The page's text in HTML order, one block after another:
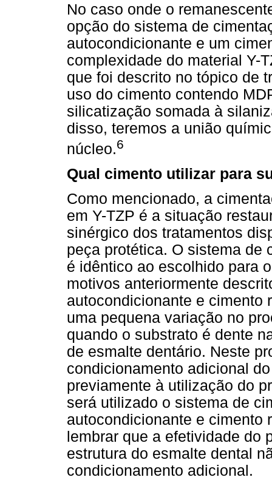
No caso onde o
opção do sistema de
autocondicionante e um
complexidade do material Y-
que foi descrito no tópico de
uso do cimento contendo
silicatização somada à
disso, teremos a união
núcleo.6
Qual cimento utilizar para
Como mencionado, a
em Y-TZP é a situação
sinérgico dos tratamentos
peça protética. O sistema de
é idêntico ao escolhido para
motivos anteriormente
autocondicionante e cimento
uma pequena variação no
quando o substrato é dente
de esmalte dentário. Neste
condicionamento adicional
previamente à utilização do
será utilizado o sistema de
autocondicionante e cimento
lembrar que a efetividade do
estrutura do esmalte dental
condicionamento adicional.